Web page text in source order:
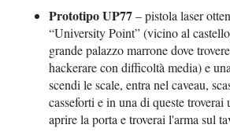
Prototipo UP77– pistola laser
“University Point” (vicino al
grande palazzo marrone dove
hackerare con difficoltà media) e
scendi le scale, entra nel caveau,
casseforti e in una di queste
aprire la porta e troverai l'arma sul